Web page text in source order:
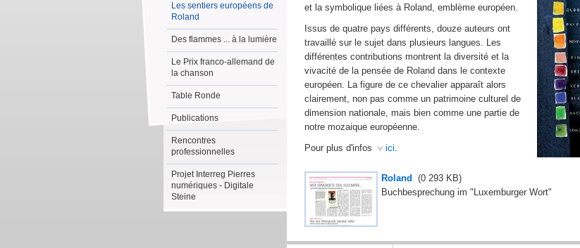
Les sentiers européens de
Roland
Des flammes ... à la lumière
Le Prix franco-allemand de
la chanson
Table Ronde
Publications
Rencontres
professionnelles
Projet Interreg Pierres
numériques - Digitale
Steine
et la symbolique liées à Roland, emblème européen.
Issus de quatre pays différents, douze auteurs ont
travaillé sur le sujet dans plusieurs langues. Les
différentes contributions montrent la diversité et la
vivacité de la pensée de Roland dans le contexte
européen. La figure de ce chevalier apparaît alors
clairement, non pas comme un patrimoine culturel de
dimension nationale, mais bien comme une partie de
notre mozaique européenne.
Pour plus d'infos
ici.
Roland (0 293 KB)
Buchbesprechung im "Luxemburger Wort"